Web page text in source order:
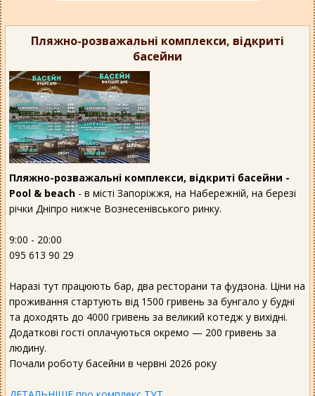
Пляжно-розважальні комплекси, відкриті
басейни
Пляжно-розважальні комплекси, відкриті басейни -
Pool & beach - в місті Запоріжжя, на Набережній, на березі
річки Дніпро нижче Вознесенівського ринку.
9:00 - 20:00
095 613 90 29
Наразі тут працюють бар, два ресторани та фудзона. Ціни на
проживання стартують від 1500 гривень за бунгало у будні
та доходять до 4000 гривень за великий котедж у вихідні.
Додаткові гості оплачуються окремо — 200 гривень за
людину.
Почали роботу басейни в червні 2026 року